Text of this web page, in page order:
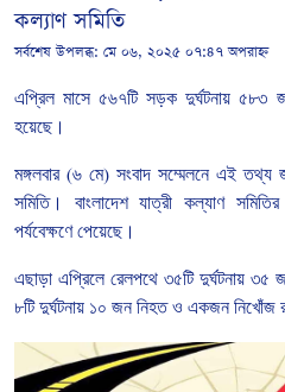
কল্যাণ সমিতি
সর্বশেষ উপলব্ধ: মে ০৬, ২০২৫ ০৭:৪৭ অপরাহ্ন
এপ্রিল মাসে ৫৬৭টি সড়ক দুর্ঘটনায় ৫৮৩
হয়েছে।
মঙ্গলবার(৬ মে) সংবাদ সম্মেলনে এই তথ্য
সমিতি। বাংলাদেশ যাত্রী কল্যাণ সমিতির
পর্যবেক্ষণে পেয়েছে।
এছাড়া এপ্রিলে রেলপথে ৩৫টি দুর্ঘটনায় ৩৫
৮টি দুর্ঘটনায় ১০ জন নিহত ও একজন নিখোঁজ